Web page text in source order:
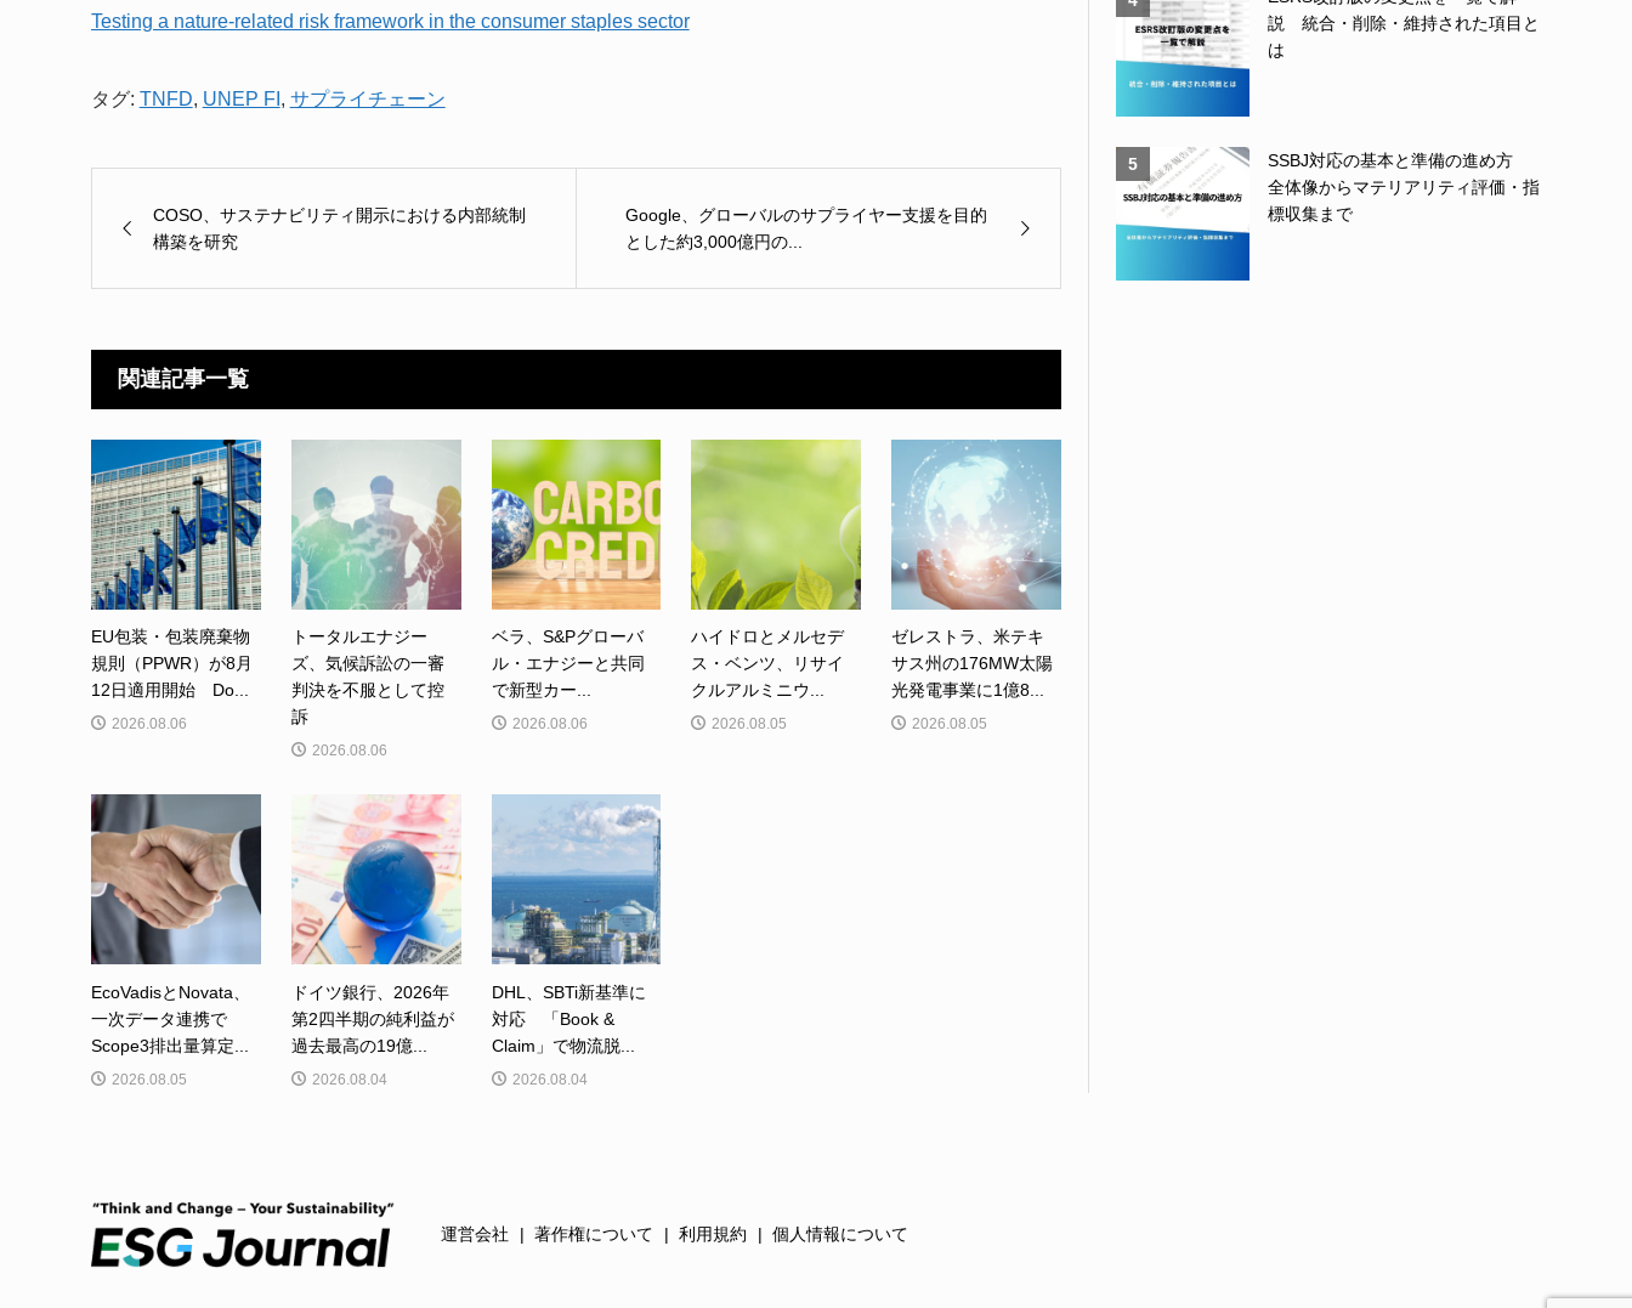
Testing a nature-related risk framework in the consumer staples sector
タグ: TNFD, UNEP FI , サプライチェーン
COSO、サステナビリティ開示における内部統制
構築を研究
Google、グローバルのサプライヤー支援を目的
とした約3,000億円の...
関連記事一覧
EU包装・包装廃棄物
規則（PPWR）が8月
12日適用開始 Do...
2026.08.06
トータルエナジー
ズ、気候訴訟の一審
判決を不服として控
訴
2026.08.06
ベラ、S&Pグローバ
ル・エナジーと共同
で新型カー...
2026.08.06
ハイドロとメルセデ
ス・ベンツ、リサイ
クルアルミニウ...
2026.08.05
ゼレストラ、米テキ
サス州の176MW太陽
光発電事業に1億8...
2026.08.05
EcoVadisとNovata、
一次データ連携で
Scope3排出量算定...
2026.08.05
ドイツ銀行、2026年
第2四半期の純利益が
過去最高の19億...
2026.08.04
DHL、SBTi新基準に
対応 「Book &
Claim」で物流脱...
2026.08.04
説 統合・削除・維持された項目と
は
5
SSBJ対応の基本と準備の進め方
全体像からマテリアリティ評価・指
標収集まで
運営会社 著作権について 利用規約 個人情報について